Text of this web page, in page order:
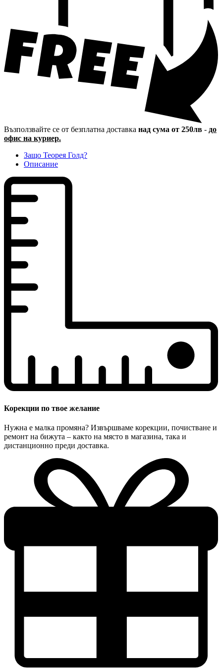
Възползвайте се от безплатна доставка над сума от 250лв - до
офис на куриер.
Защо Теорея Голд?
Описание
Корекции по твое желание
Нужна е малка промяна? Извършваме корекции, почистване и
ремонт на бижута – както на място в магазина, така и
дистанционно преди доставка.